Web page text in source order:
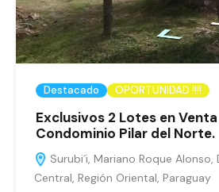
Destacado OPORTUNIDAD !!!!
Exclusivos 2 Lotes en
Condominio Pilar del Norte.
Surubi´i, Mariano Roque
Central, Región Oriental, Paraguay